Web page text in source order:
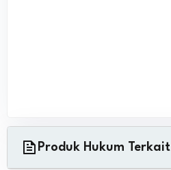
Produk Hukum Terkait